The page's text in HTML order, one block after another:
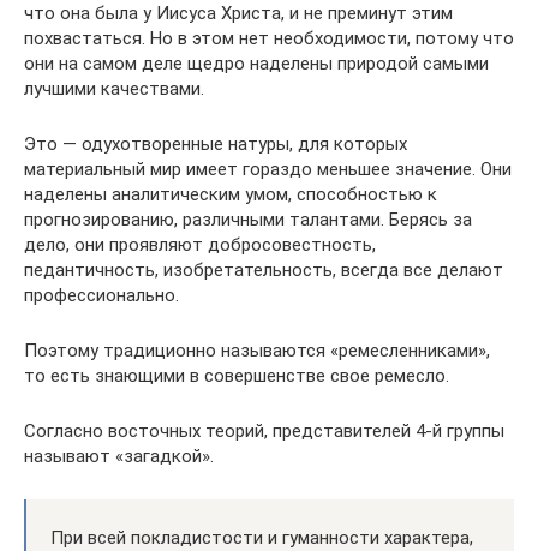
что она была у Иисуса Христа, и не преминут этим
похвастаться. Но в этом нет необходимости, потому что
они на самом деле щедро наделены природой самыми
лучшими качествами.
Это — одухотворенные натуры, для которых
материальный мир имеет гораздо меньшее значение. Они
наделены аналитическим умом, способностью к
прогнозированию, различными талантами. Берясь за
дело, они проявляют добросовестность,
педантичность, изобретательность, всегда все делают
профессионально.
Поэтому традиционно называются «ремесленниками»,
то есть знающими в совершенстве свое ремесло.
Согласно восточных теорий, представителей 4-й группы
называют «загадкой».
При всей покладистости и гуманности характера,